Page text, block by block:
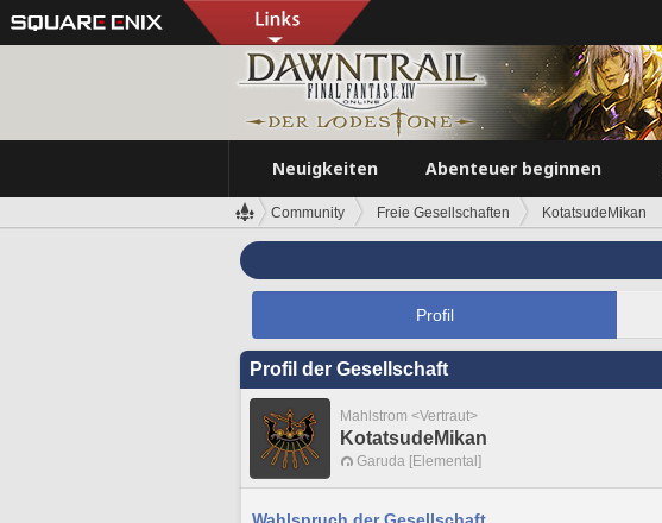
Neuigkeiten Abenteuer beginnen
Community Freie Gesellschaften KotatsudeMikan
Profil
Profil der Gesellschaft
Mahlstrom <Vertraut>
KotatsudeMikan
Garuda [Elemental]